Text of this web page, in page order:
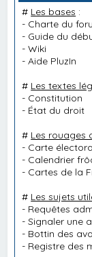
# Les bases :
- Charte du
- Guide du
-Wiki
-Aide PluzIn
# Les textes
- Constitution
- État du droit
# Les rouages
- Carte
- Calendrier
- Cartes de la
# Les sujets
- Requêtes
-Signaler une
- Bottin des
- Registre des